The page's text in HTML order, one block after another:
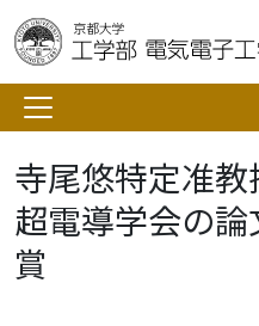
寺尾悠特定准教
超電導学会の
賞